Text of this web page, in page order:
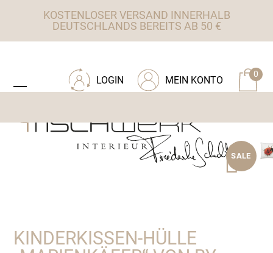
KOSTENLOSER VERSAND INNERHALB
DEUTSCHLANDS BEREITS AB 50 €
0
MEIN KONTO
LOGIN
mobile
mobile
SALE
KINDERKISSEN-HÜLLE